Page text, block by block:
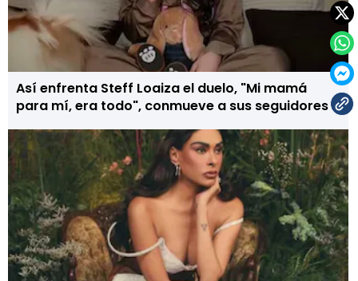
Así enfrenta Steff Loaiza el duelo, "Mi mamá
para mí, era todo", conmueve a sus seguidores